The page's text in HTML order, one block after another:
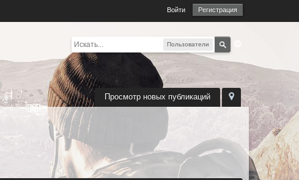
Войти Регистрация
Пользователи
Просмотр новых публикаций